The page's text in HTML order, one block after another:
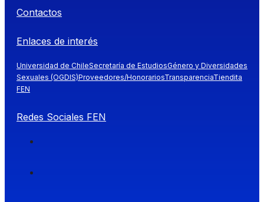
Contactos
Enlaces de interés
Universidad de ChileSecretaría de EstudiosGénero y Diversidades
Sexuales (OGDIS)Proveedores/HonorariosTransparenciaTiendita
FEN
Redes Sociales FEN